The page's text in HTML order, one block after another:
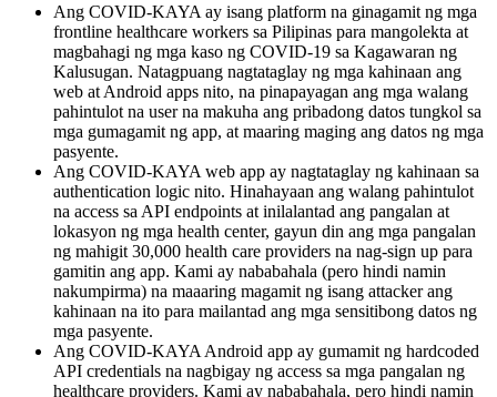
Ang COVID-KAYA ay isang platform na ginagamit ng mga
frontline healthcare workers sa Pilipinas para mangolekta at
magbahagi ng mga kaso ng COVID-19 sa Kagawaran ng
Kalusugan. Natagpuang nagtataglay ng mga kahinaan ang
web at Android apps nito, na pinapayagan ang mga walang
pahintulot na user na makuha ang pribadong datos tungkol sa
mga gumagamit ng app, at maaring maging ang datos ng mga
pasyente.
Ang COVID-KAYA web app ay nagtataglay ng kahinaan sa
authentication logic nito. Hinahayaan ang walang pahintulot
na access sa API endpoints at inilalantad ang pangalan at
lokasyon ng mga health center, gayun din ang mga pangalan
ng mahigit 30,000 health care providers na nag-sign up para
gamitin ang app. Kami ay nababahala (pero hindi namin
nakumpirma) na maaaring magamit ng isang attacker ang
kahinaan na ito para mailantad ang mga sensitibong datos ng
mga pasyente.
Ang COVID-KAYA Android app ay gumamit ng hardcoded
API credentials na nagbigay ng access sa mga pangalan ng
healthcare providers. Kami ay nababahala, pero hindi namin